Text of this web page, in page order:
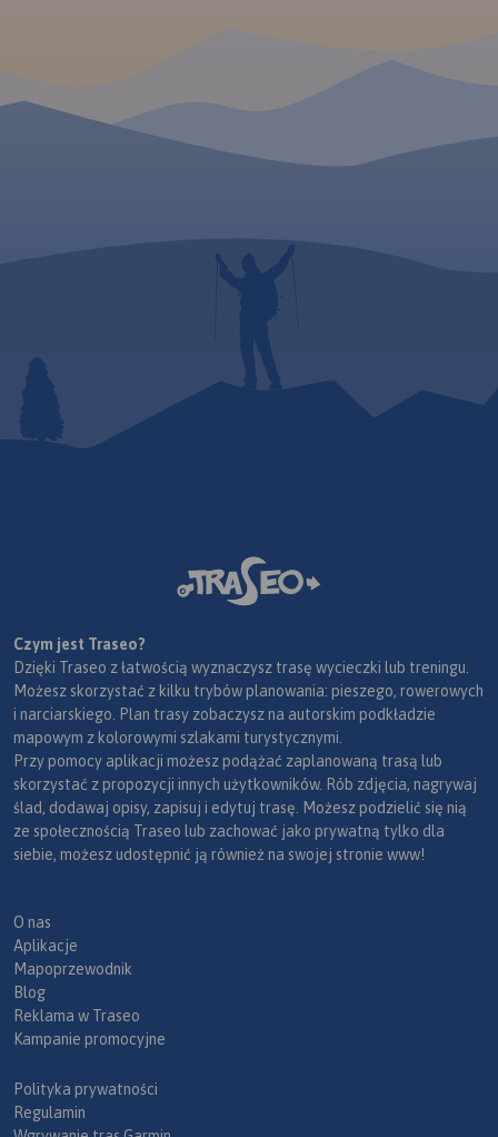
Czym jest Traseo?
Dzięki Traseo z łatwością wyznaczysz trasę wycieczki lub treningu.
Możesz skorzystać z kilku trybów planowania: pieszego, rowerowych
i narciarskiego. Plan trasy zobaczysz na autorskim podkładzie
mapowym z kolorowymi szlakami turystycznymi.
Przy pomocy aplikacji możesz podążać zaplanowaną trasą lub
skorzystać z propozycji innych użytkowników. Rób zdjęcia, nagrywaj
ślad, dodawaj opisy, zapisuj i edytuj trasę. Możesz podzielić się nią
ze społecznością Traseo lub zachować jako prywatną tylko dla
siebie, możesz udostępnić ją również na swojej stronie www!
O nas
Aplikacje
Mapoprzewodnik
Blog
Reklama w Traseo
Kampanie promocyjne
Polityka prywatności
Regulamin